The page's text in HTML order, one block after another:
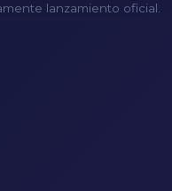
lanzamiento oficial.